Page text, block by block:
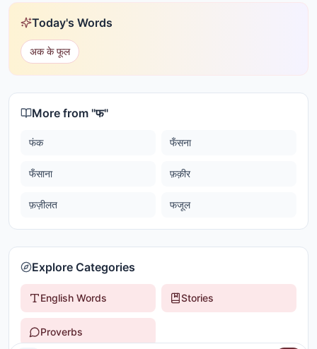
Today's Words
अक के फूल
More from "फ"
फंक फँसना
फँसाना फ़क़ीर
फ़ज़ीलत फजूल
Explore Categories
English Words Stories
Proverbs